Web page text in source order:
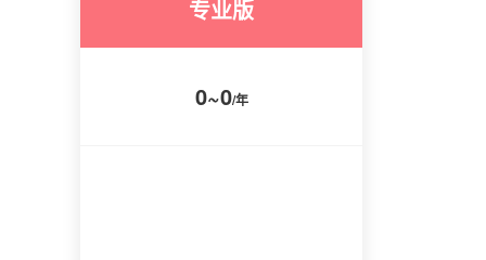
专业版
0~0/年